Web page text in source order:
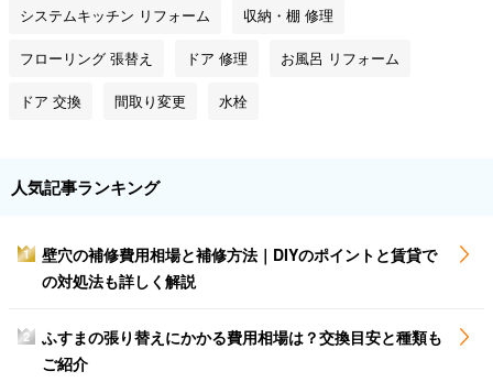
システムキッチン リフォーム 収納・棚 修理
フローリング 張替え ドア 修理 お風呂 リフォーム
ドア 交換 間取り変更 水栓
人気記事ランキング
1
壁穴の補修費用相場と補修方法｜DIYのポイントと賃貸で
の対処法も詳しく解説
2
ふすまの張り替えにかかる費用相場は？交換目安と種類も
ご紹介